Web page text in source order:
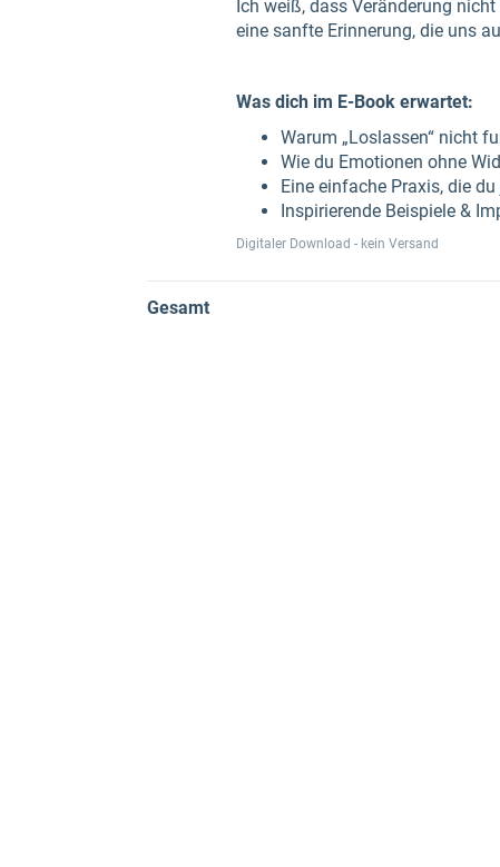
Ich weiß, dass Veränderung
eine sanfte Erinnerung, die uns
Was dich im E-Book erwartet:
Warum „Loslassen“ nicht
Wie du Emotionen ohne
Eine einfache Praxis, die
Inspirierende Beispiele &
Digitaler Download - kein Versand
Gesamt